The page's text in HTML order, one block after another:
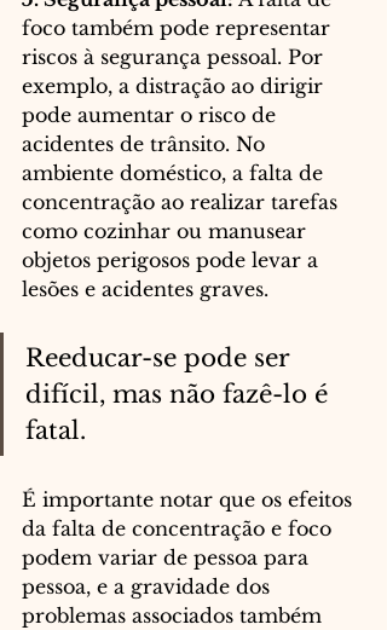
foco também pode representar
riscos à segurança pessoal. Por
exemplo, a distração ao dirigir
pode aumentar o risco de
acidentes de trânsito. No
ambiente doméstico, a falta de
concentração ao realizar tarefas
como cozinhar ou manusear
objetos perigosos pode levar a
lesões e acidentes graves.
Reeducar-se pode ser
difícil, mas não fazê-lo é
fatal.
É importante notar que os efeitos
da falta de concentração e foco
podem variar de pessoa para
pessoa, e a gravidade dos
problemas associados também